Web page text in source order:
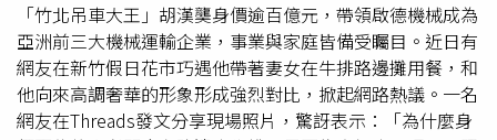
「竹北吊車大王」胡漢龑身價逾百億元，帶領啟德機械成為
亞洲前三大機械運輸企業，事業與家庭皆備受矚目。近日有
網友在新竹假日花市巧遇他帶著妻女在牛排路邊攤用餐，和
他向來高調奢華的形象形成強烈對比，掀起網路熱議。一名
網友在Threads發文分享現場照片，驚訝表示：「為什麼身